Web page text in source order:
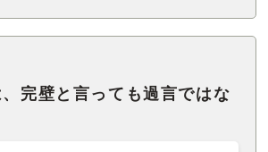
完壁と言っても過言ではな